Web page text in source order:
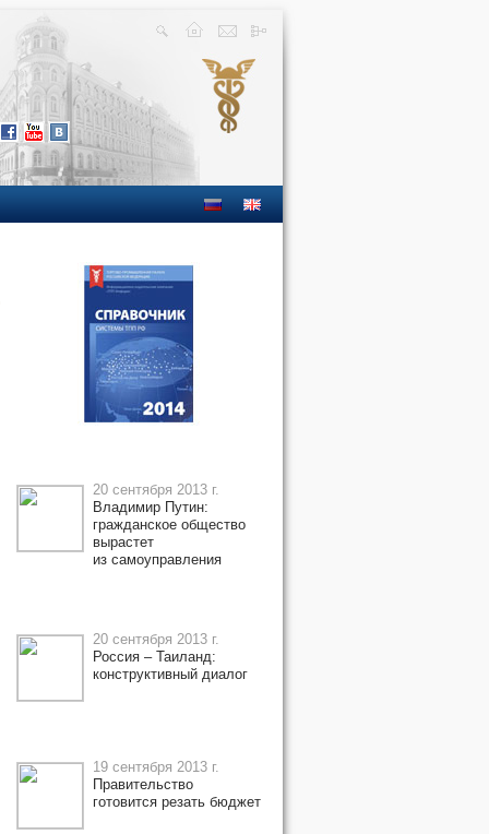
20 сентября 2013 г.
Владимир Путин:
гражданское общество
вырастет
из самоуправления
20 сентября 2013 г.
Россия – Таиланд:
конструктивный диалог
19 сентября 2013 г.
Правительство
готовится резать бюджет